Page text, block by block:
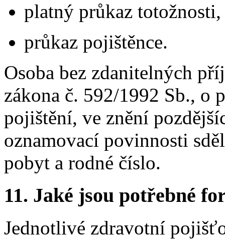
platný průkaz totožnosti,
průkaz pojištěnce.
Osoba bez zdanitelných
zákona č. 592/1992 Sb., o
pojištění, ve znění
oznamovací povinnosti
pobyt a rodné číslo.
11. Jaké jsou potřebné
Jednotlivé zdravotní